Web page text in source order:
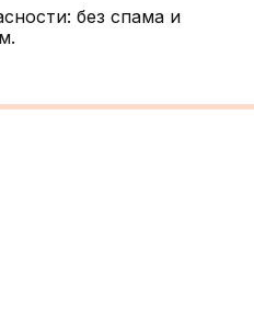
без спама и